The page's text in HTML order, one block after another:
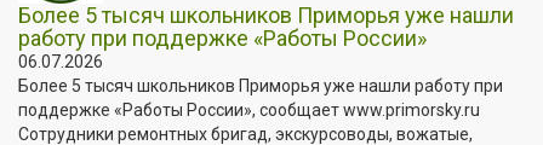
Более 5 тысяч школьников Приморья уже нашли
работу при поддержке «Работы России»
06.07.2026
Более 5 тысяч школьников Приморья уже нашли работу при
поддержке «Работы России», сообщает www.primorsky.ru
Сотрудники ремонтных бригад, экскурсоводы, вожатые,